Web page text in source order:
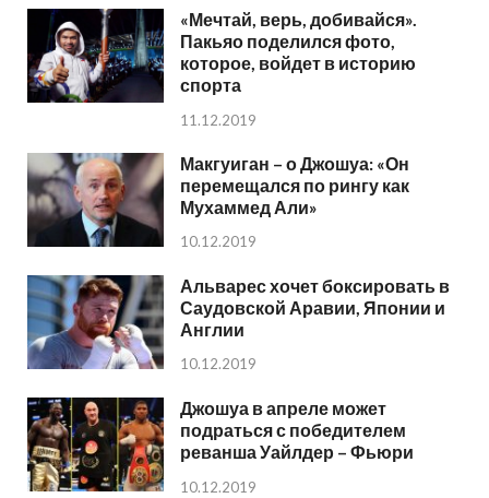
«Мечтай, верь, добивайся».
Пакьяо поделился фото,
которое, войдет в историю
спорта
11.12.2019
Макгуиган – о Джошуа: «Он
перемещался по рингу как
Мухаммед Али»
10.12.2019
Альварес хочет боксировать в
Саудовской Аравии, Японии и
Англии
10.12.2019
Джошуа в апреле может
подраться с победителем
реванша Уайлдер – Фьюри
10.12.2019